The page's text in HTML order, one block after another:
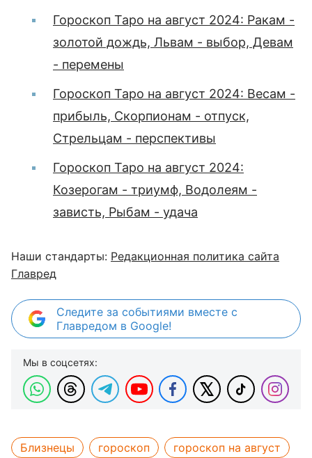
Гороскоп Таро на август 2024: Ракам -
золотой дождь, Львам - выбор, Девам
- перемены
Гороскоп Таро на август 2024: Весам -
прибыль, Скорпионам - отпуск,
Стрельцам - перспективы
Гороскоп Таро на август 2024:
Козерогам - триумф, Водолеям -
зависть, Рыбам - удача
Наши стандарты: Редакционная политика сайта
Главред
Следите за событиями вместе с
Главредом в Google!
Мы в соцсетях:
Близнецы гороскоп
гороскоп на август